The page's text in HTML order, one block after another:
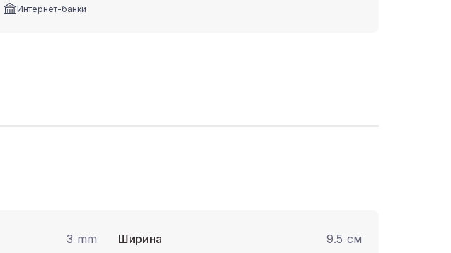
Интернет-банки
3 mm Ширина 9.5 см